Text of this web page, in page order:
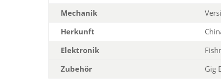
Mechanik
Herkunft
Elektronik
Zubehör
Gig